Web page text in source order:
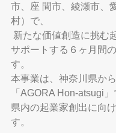
市、座 間市、綾瀬市、
村）で、
新たな価値創造に挑む
サポートする６ヶ月間
す。
本事業は、神奈川県か
「AGORA Hon-atsugi」
県内の起業家創出に向
す。